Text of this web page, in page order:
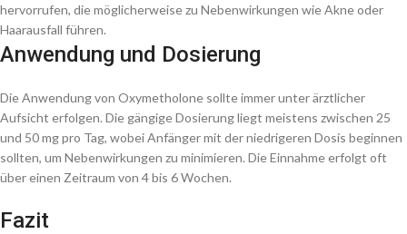
hervorrufen, die möglicherweise zu Nebenwirkungen wie Akne oder
Haarausfall führen.
Anwendung und Dosierung
Die Anwendung von Oxymetholone sollte immer unter ärztlicher
Aufsicht erfolgen. Die gängige Dosierung liegt meistens zwischen 25
und 50 mg pro Tag, wobei Anfänger mit der niedrigeren Dosis beginnen
sollten, um Nebenwirkungen zu minimieren. Die Einnahme erfolgt oft
über einen Zeitraum von 4 bis 6 Wochen.
Fazit